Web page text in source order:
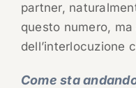
partner,
questo numero,
dell’interlocuzione
Come sta